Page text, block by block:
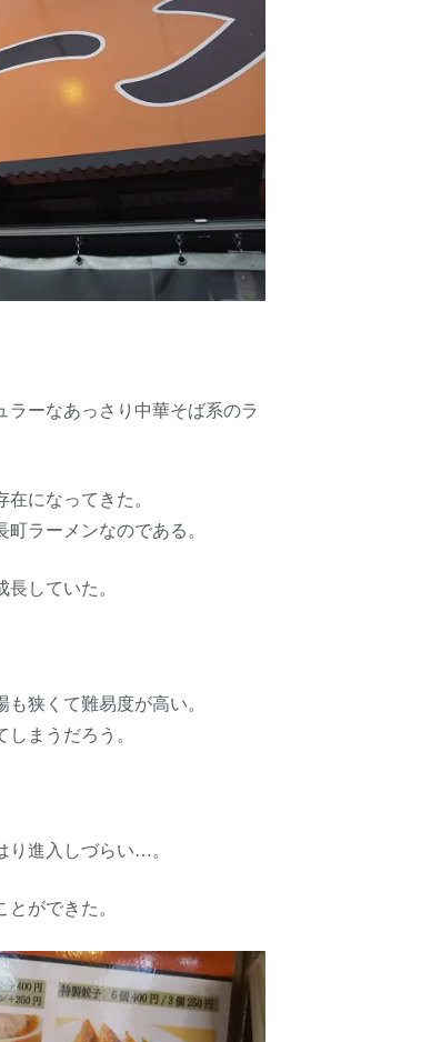
ーなあっさり中華そば系のラ
になってきた。
ラーメンなのである。
していた。
狭くて難易度が高い。
まうだろう。
り進入しづらい…。
ができた。